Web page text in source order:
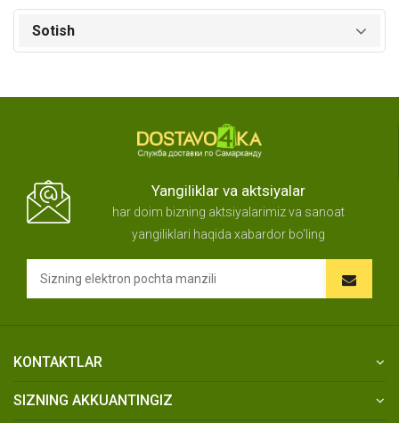
Sotish
Yangiliklar va aktsiyalar
har doim bizning aktsiyalarimiz va sanoat
yangiliklari haqida xabardor bo'ling
KONTAKTLAR
SIZNING AKKUANTINGIZ